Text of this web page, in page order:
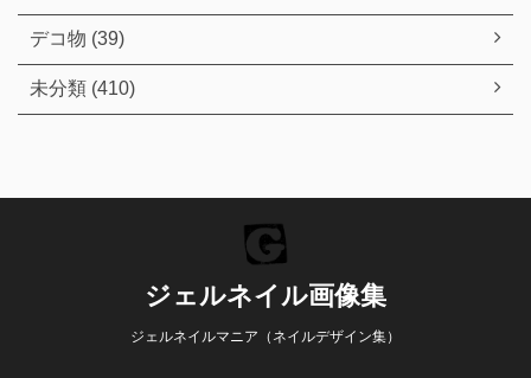
デコ物 (39)
未分類 (410)
ジェルネイル画像集
ジェルネイルマニア（ネイルデザイン集）